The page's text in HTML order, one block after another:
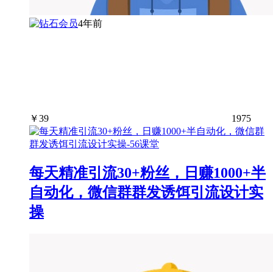
4年前
￥39 1975
每天精准引流30+粉丝，日赚1000+半
自动化，微信群群发诱饵引流设计实
操